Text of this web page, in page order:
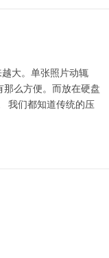
大。单张照片动辄
么方便。而放在硬盘
我们都知道传统的压